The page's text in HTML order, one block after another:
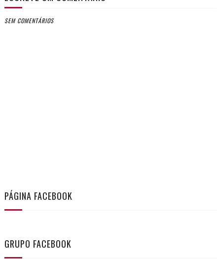
SEM COMENTÁRIOS
PÁGINA FACEBOOK
GRUPO FACEBOOK